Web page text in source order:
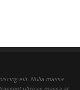
elit. Nulla massa